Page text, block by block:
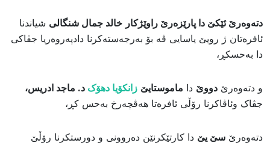
دتەوەرێ ئێکێ دا پارێزەرێ راوێژکار خالد جمال شنگالی شیاندنا
ئافرەتان ژ رویێ یاسایی ڤە بۆ بەرجەستەکرنا دادپەروەریا جڤاکی
دا بەحسکڕ،
و دتەوەرێ دووێ دا ماموستایێ زانکۆیا دهۆک د. ماجد ادریس،
جڤاک وئاڤاکرنا رۆڵى ئافرەتا هەڤچەرخ بەحس کڕ،
دتەوەرێ سێ یێ دا کارتێکرنێن دەروونی و دورستکرنا رۆڵێ